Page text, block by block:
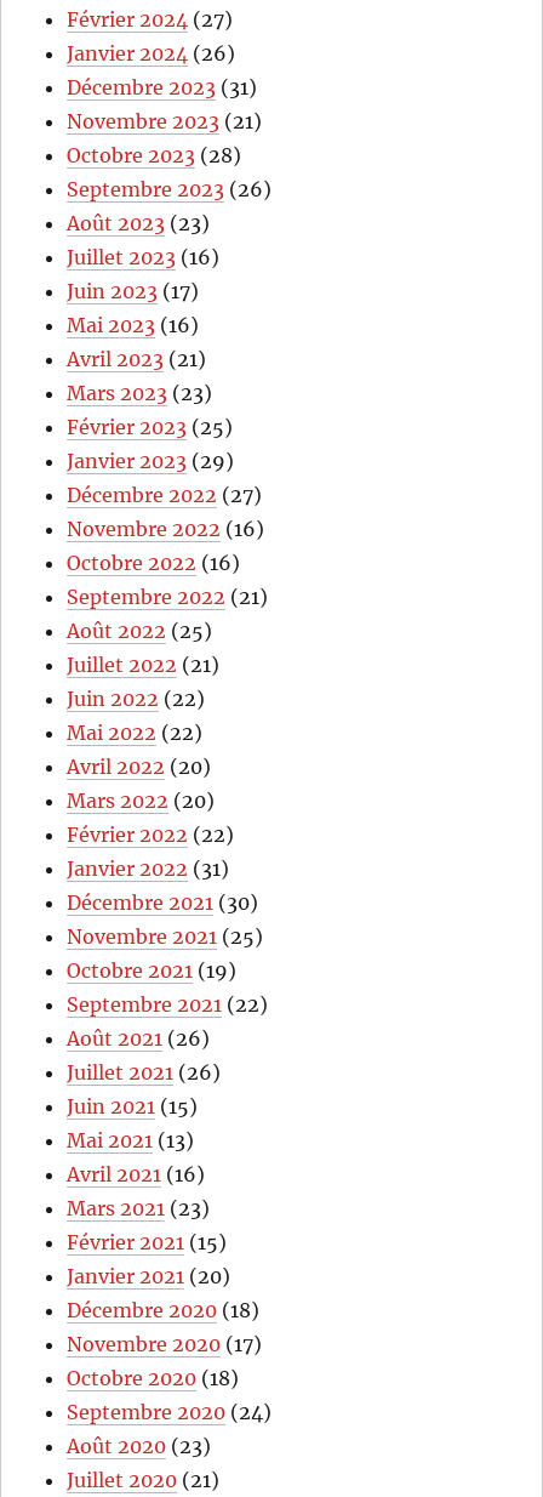
Février 2024 (27)
Janvier 2024 (26)
Décembre 2023 (31)
Novembre 2023 (21)
Octobre 2023 (28)
Septembre 2023 (26)
Août 2023 (23)
Juillet 2023 (16)
Juin 2023 (17)
Mai 2023 (16)
Avril 2023 (21)
Mars 2023 (23)
Février 2023 (25)
Janvier 2023 (29)
Décembre 2022 (27)
Novembre 2022 (16)
Octobre 2022 (16)
Septembre 2022 (21)
Août 2022 (25)
Juillet 2022 (21)
Juin 2022 (22)
Mai 2022 (22)
Avril 2022 (20)
Mars 2022 (20)
Février 2022 (22)
Janvier 2022 (31)
Décembre 2021 (30)
Novembre 2021 (25)
Octobre 2021 (19)
Septembre 2021 (22)
Août 2021 (26)
Juillet 2021 (26)
Juin 2021 (15)
Mai 2021 (13)
Avril 2021 (16)
Mars 2021 (23)
Février 2021 (15)
Janvier 2021 (20)
Décembre 2020 (18)
Novembre 2020 (17)
Octobre 2020 (18)
Septembre 2020 (24)
Août 2020 (23)
Juillet 2020 (21)